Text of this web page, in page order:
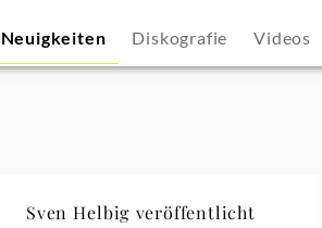
Neuigkeiten Diskografie Videos
Sven Helbig veröffentlicht